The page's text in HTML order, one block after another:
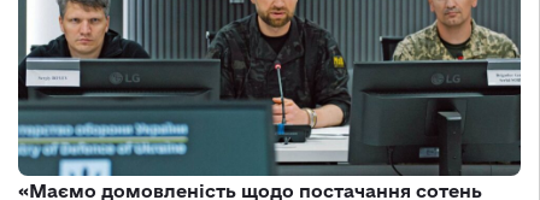
«Маємо домовленість щодо постачання сотень